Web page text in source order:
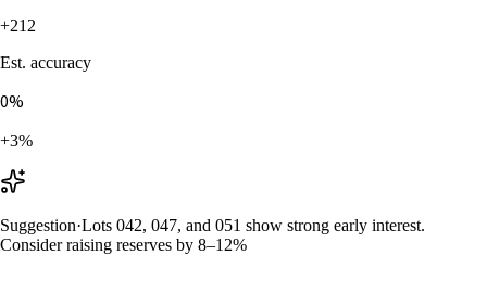
+212
Est. accuracy
0%
+3%
Suggestion·Lots 042, 047, and 051 show strong early interest.
Consider raising reserves by 8–12%